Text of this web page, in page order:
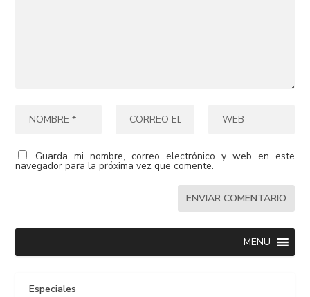
Guarda mi nombre, correo electrónico y web en este
navegador para la próxima vez que comente.
MENU
Especiales